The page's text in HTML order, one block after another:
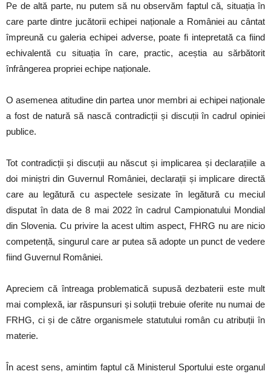
Pe de altă parte, nu putem să nu observăm faptul că, situația în
care parte dintre jucătorii echipei naționale a României au cântat
împreună cu galeria echipei adverse, poate fi intepretată ca fiind
echivalentă cu situația în care, practic, aceștia au sărbătorit
înfrângerea propriei echipe naționale.
O asemenea atitudine din partea unor membri ai echipei naționale
a fost de natură să nască contradicții și discuții în cadrul opiniei
publice.
Tot contradicții și discuții au născut și implicarea și declarațiile a
doi miniștri din Guvernul României, declarații și implicare directă
care au legătură cu aspectele sesizate în legătură cu meciul
disputat în data de 8 mai 2022 în cadrul Campionatului Mondial
din Slovenia. Cu privire la acest ultim aspect, FHRG nu are nicio
competență, singurul care ar putea să adopte un punct de vedere
fiind Guvernul României.
Apreciem că întreaga problematică supusă dezbaterii este mult
mai complexă, iar răspunsuri și soluții trebuie oferite nu numai de
FRHG, ci și de către organismele statutului român cu atribuții în
materie.
În acest sens, amintim faptul că Ministerul Sportului este organul